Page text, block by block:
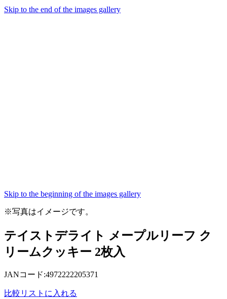
Skip to the end of the images gallery
Skip to the beginning of the images gallery
※写真はイメージです。
テイストデライト メープルリーフ ク
リームクッキー 2枚入
JANコード:4972222205371
比較リストに入れる